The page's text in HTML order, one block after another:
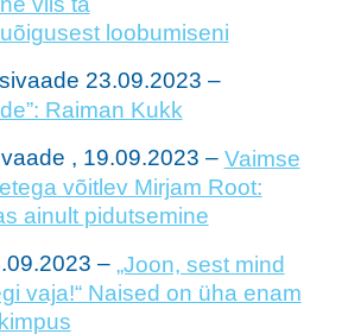
loobumiseni
23.09.2023 –
Raiman Kukk
, 19.09.2023 – Vaimse
võitlev Mirjam Root:
ainult pidutsemine
– „Joon, sest mind
vaja!“ Naised on üha enam